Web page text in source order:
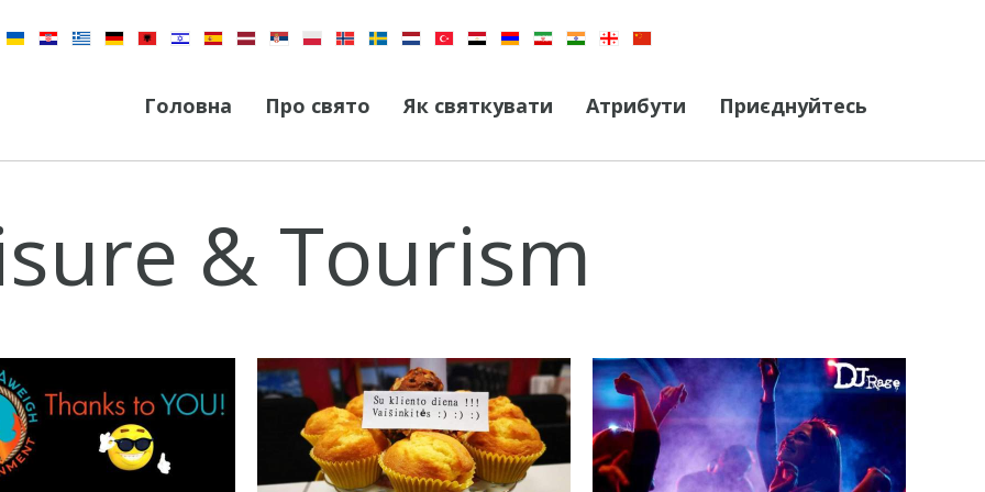
Головна Про свято Як святкувати Атрибути Приєднуйтесь
& Tourism